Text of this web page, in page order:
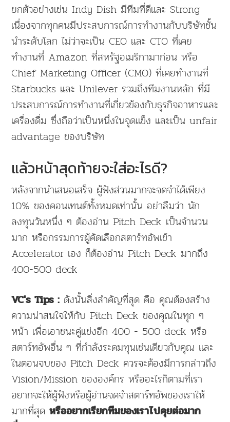
ยกตัวอย่างเช่น Indy Dish มีทีมที่ดีและ Strong
เนื่องจากทุกคนมีประสบการณ์การทำงานกับบริษัทชั้น
นำระดับโลก ไม่ว่าจะเป็น CEO และ CTO ที่เคย
ทำงานที่ Amazon ที่สหรัฐอเมริกามาก่อน หรือ
Chief Marketing Officer (CMO) ที่เคยทำงานที่
Starbucks และ Unilever รวมถึงทีมงานหลัก ที่มี
ประสบการณ์การทำงานที่เกี่ยวข้องกับธุรกิจอาหารและ
เครื่องดื่ม ซึ่งถือว่าเป็นหนึ่งในจุดแข็ง และเป็น unfair
advantage ของบริษัท
แล้วหน้าสุดท้ายจะใส่อะไรดี?
หลังจากนำเสนอเสร็จ ผู้ฟังส่วนมากจะจดจำได้เพียง
10% ของคอนเทนต์ทั้งหมดเท่านั้น อย่าลืมว่า นัก
ลงทุนวันหนึ่ง ๆ ต้องอ่าน Pitch Deck เป็นจำนวน
มาก หรือกรรมการผู้คัดเลือกสตาร์ทอัพเข้า
Accelerator เอง ก็ต้องอ่าน Pitch Deck มากถึง
400-500 deck
VC's Tips : ดังนั้นสิ่งสำคัญที่สุด คือ คุณต้องสร้าง
ความน่าสนใจให้กับ Pitch Deck ของคุณในทุก ๆ
หน้า เพื่อเอาชนะคู่แข่งอีก 400 - 500 deck หรือ
สตาร์ทอัพอื่น ๆ ที่กำลังระดมทุนเช่นเดียวกับคุณ และ
ในตอนจบของ Pitch Deck ควรจะต้องมีการกล่าวถึง
Vision/Mission ขององค์กร หรืออะไรก็ตามที่เรา
อยากจะให้ผู้ฟังหรือผู้อ่านจดจำสตาร์ทอัพของเราให้
มากที่สุดหรืออยากเรียกทีมของเราไปคุยต่อมาก